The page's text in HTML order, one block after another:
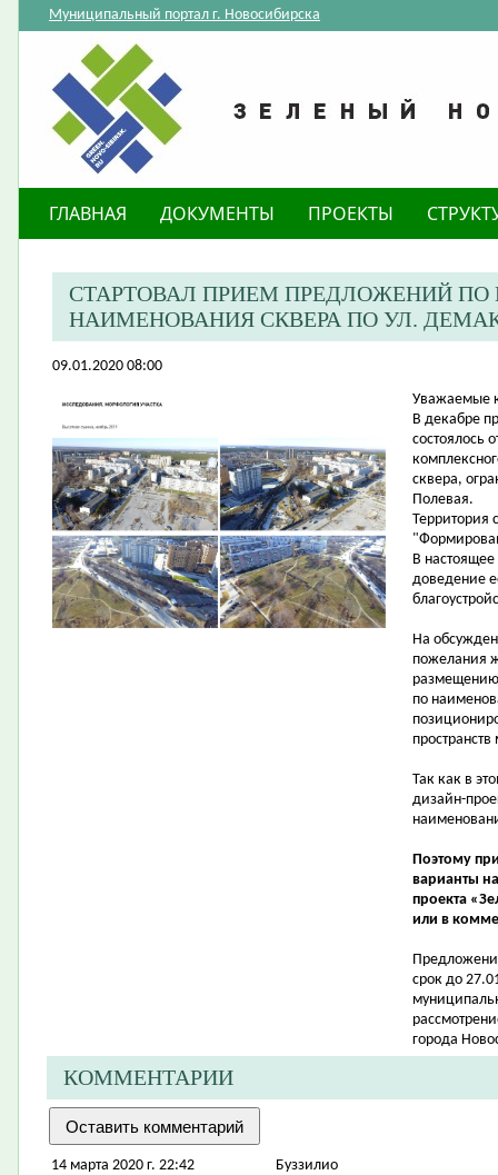
Муниципальный портал г. Новосибирска
ГЛАВНАЯ ДОКУМЕНТЫ ПРОЕКТЫ
СТАРТОВАЛ ПРИЕМ ПРЕДЛОЖЕНИЙ ПО
НАИМЕНОВАНИЯ СКВЕРА ПО УЛ.
09.01.2020 08:00
Уважаемые
В декабре
состоялось
сквера,
Полевая.
Территория
В
доведение
На
пожелания
размещению
по
Так как в
дизайн-
Поэтому
варианты
проекта
или в
срок до
города
КОММЕНТАРИИ
14 марта 2020 г. 22:42
Буззилио